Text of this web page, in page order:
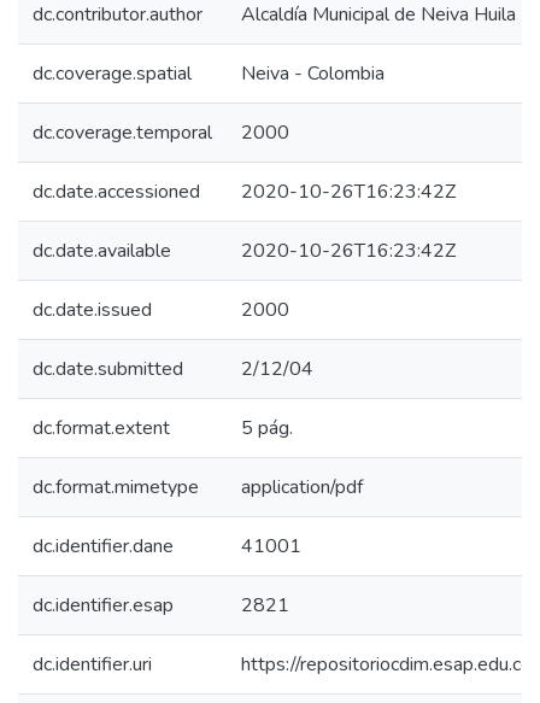
dc.contributor.author Alcaldía Municipal de Neiva Huila
dc.coverage.spatial Neiva - Colombia
dc.coverage.temporal 2000
dc.date.accessioned 2020-10-26T16:23:42Z
dc.date.available 2020-10-26T16:23:42Z
dc.date.issued 2000
dc.date.submitted 2/12/04
dc.format.extent 5 pág.
dc.format.mimetype application/pdf
dc.identifier.dane 41001
dc.identifier.esap 2821
dc.identifier.uri https://